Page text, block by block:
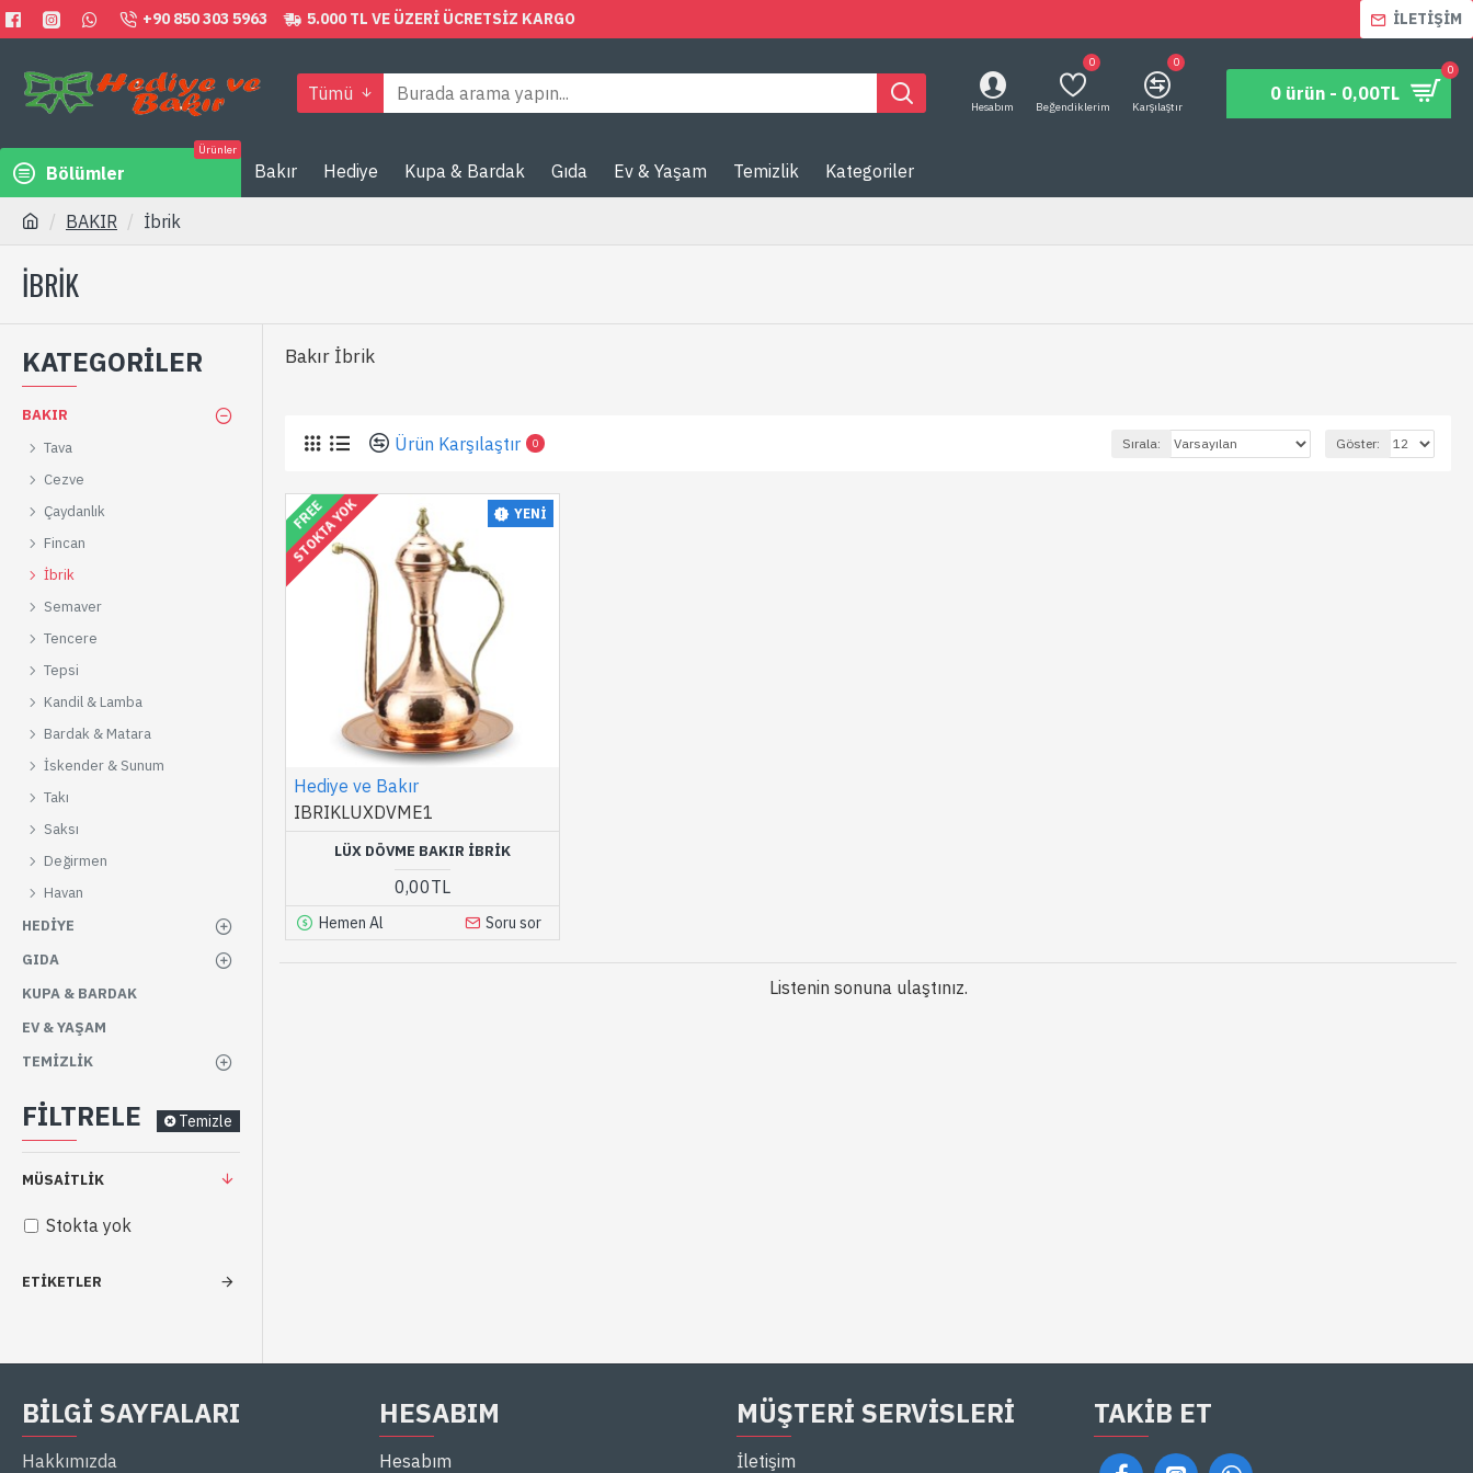
+90 850 303 5963 5.000 TL VE ÜZERI ÜCRETSIZ KARGO İLETIŞIM
Hesabım Beğendiklerim
0
Karşılaştır
0
Tümü 0 ürün - 0,00TL
0
Bölümler
Ürünler
Bakır Hediye Kupa & Bardak Gıda Ev & Yaşam Temizlik Kategoriler
BAKIR İbrik
İBRIK
KATEGORILER
BAKIR
Tava
Cezve
Çaydanlık
Fincan
İbrik
Semaver
Tencere
Tepsi
Kandil & Lamba
Bardak & Matara
İskender & Sunum
Takı
Saksı
Değirmen
Havan
HEDIYE
GIDA
KUPA & BARDAK
EV & YAŞAM
TEMIZLIK
FILTRELE Temizle
ETIKETLER
MÜSAITLIK
Stokta yok
Bakır İbrik
Ürün Karşılaştır 0 Sırala: Göster:
YENI
FREE
STOKTA YOK
Hediye ve Bakır
IBRIKLUXDVME1
LÜX DÖVME BAKIR İBRIK
0,00TL
Hemen Al Soru sor
Listenin sonuna ulaştınız.
BILGI SAYFALARI
Hakkımızda
HESABIM
Hesabım
MÜŞTERI SERVISLERI
İletişim
TAKIB ET